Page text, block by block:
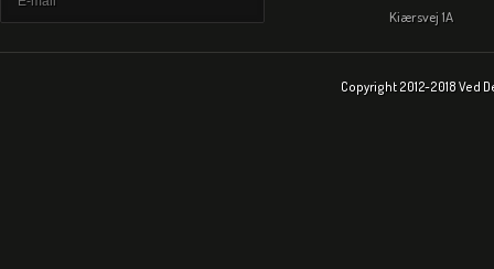
Kiærsvej 1A
Copyright 2012-2018 Ved